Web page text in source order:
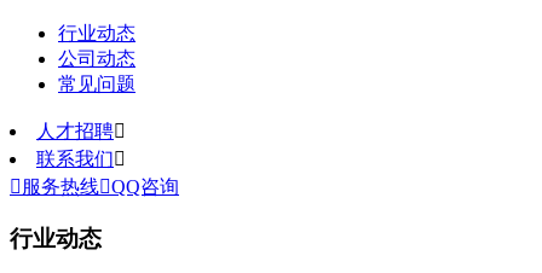
行业动态
公司动态
常见问题
人才招聘
联系我们
 服务热线QQ咨询
行业动态